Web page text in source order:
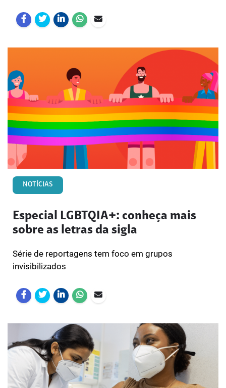
NOTÍCIAS
Especial LGBTQIA+: conheça mais
sobre as letras da sigla
Série de reportagens tem foco em grupos
invisibilizados